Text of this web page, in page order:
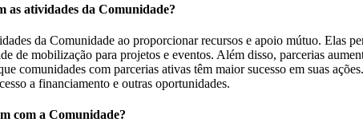
as atividades da Comunidade?
da Comunidade ao proporcionar recursos e apoio mútuo. Elas
de mobilização para projetos e eventos. Além disso, parcerias
comunidades com parcerias ativas têm maior sucesso em suas
a financiamento e outras oportunidades.
com a Comunidade?